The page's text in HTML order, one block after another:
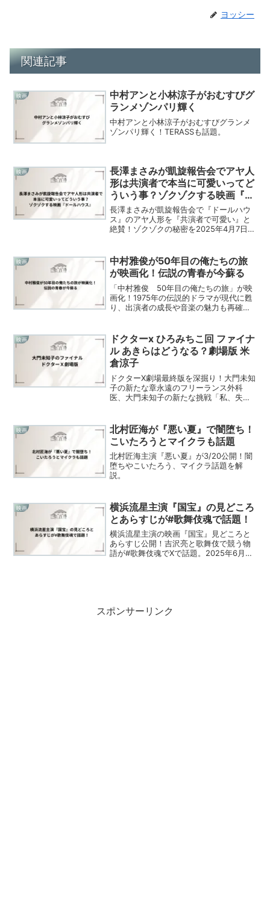
ヨッシー
関連記事
映画
中村アンと小林涼子がおむすびグ
ランメゾンパリ輝く
中村アンと小林涼子がおむすびグランメ
ゾンパリ輝く！TERASSも話題。
映画
長澤まさみが凱旋報告会でアヤ人
形は共演者で本当に可愛いってど
ういう事？ゾクゾクする映画『ド
ールハウス』
長澤まさみが凱旋報告会で『ドールハウ
ス』のアヤ人形を『共演者で可愛い』と
絶賛！ゾクゾクの秘密を2025年4月7日最
映画
中村雅俊が50年目の俺たちの旅
が映画化！伝説の青春が今蘇る
「中村雅俊 50年目の俺たちの旅」が映
画化！1975年の伝説的ドラマが現代に甦
り、出演者の成長や音楽の魅力も再確
映画
ドクターx ひろみちこ回 ファイナ
ル あきらはどうなる？劇場版 米
倉涼子
ドクターX劇場最終版を深掘り！大門未知
子の新たな章永遠のフリーランス外科
医、大門未知子の新たな挑戦「私、失敗
信を思い出すだろう。ドラマ『ドクターX
～外科医・大門未知子～...
映画
北村匠海が『悪い夏』で闇堕ち！
こいたろうとマイクラも話題
北村匠海主演『悪い夏』が3/20公開！闇
堕ちやこいたろう、マイクラ話題を解
説。
映画
横浜流星主演『国宝』の見どころ
とあらすじが#歌舞伎魂で話題！
横浜流星主演の映画『国宝』見どころと
あらすじ公開！吉沢亮と歌舞伎で競う物
語が#歌舞伎魂でXで話題。2025年6月6
スポンサーリンク